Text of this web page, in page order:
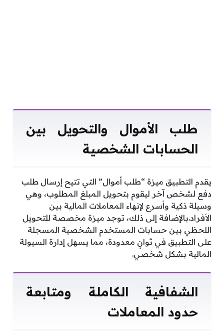
طلب الأموال والتحويل بين
الحسابات الشخصية
يقدم التطبيق ميزة “طلب أموال” التي تتيح إرسال طلب
دفع لشخص آخر ليقوم بتحويل المبلغ المطلوب، وهي
وسيلة ذكية وأسرع لإنهاء المعاملات المالية بين
الأفراد.بالإضافة إلى ذلك، توجد ميزة مخصصة للتحويل
اللحظي بين حسابات المستخدم الشخصية المسجلة
على التطبيق في ثوانٍ معدودة، مما يسهل إدارة السيولة
المالية بشكل شخصي.
الشفافية الكاملة ومتابعة
حدود المعاملات